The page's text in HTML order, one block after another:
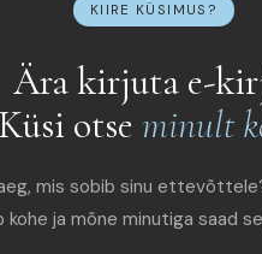
KIIRE KÜSIMUS?
Ära kirjuta e-
Küsi otse minult
mis sobib sinu
kohe ja mõne minutiga saad